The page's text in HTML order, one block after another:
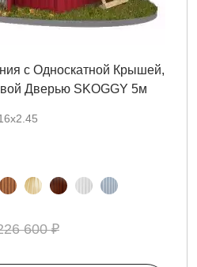
с Односкатной Крышей,
Дверью SKOGGY 5м
600 ₽